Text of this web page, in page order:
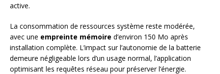
active.
La consommation de ressources système reste modérée,
avec une empreinte mémoire d’environ 150 Mo après
installation complète. L’impact sur l’autonomie de la batterie
demeure négligeable lors d’un usage normal, l’application
optimisant les requêtes réseau pour préserver l’énergie.